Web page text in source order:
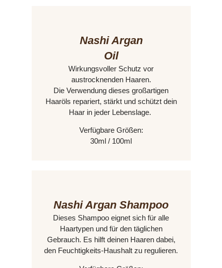
Nashi Argan
Oil
Wirkungsvoller Schutz vor
austrocknenden Haaren.
Die Verwendung dieses großartigen
Haaröls repariert, stärkt und schützt dein
Haar in jeder Lebenslage.
Verfügbare Größen:
30ml / 100ml
Nashi Argan Shampoo
Dieses Shampoo eignet sich für alle
Haartypen und für den täglichen
Gebrauch. Es hilft deinen Haaren dabei,
den Feuchtigkeits-Haushalt zu regulieren.